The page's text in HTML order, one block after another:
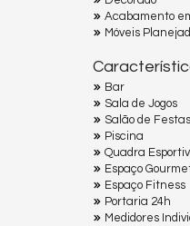
Acabamento
Móveis
Bar
Sala de Jogos
Salão de Festas
Piscina
Quadra
Espaço
Espaço Fitness
Portaria 24h
Medidores